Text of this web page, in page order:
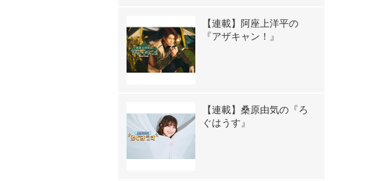
【連載】阿座上洋平の
『アザキャン！』
【連載】桑原由気の『ろ
ぐはうす』